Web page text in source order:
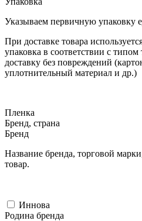
Указываем первичную упаковку
При доставке товара
упаковка в соответствии с
доставку без повреждений
уплотнительный материал и др.)
Пленка
Бренд, страна
Бренд
Название бренда, торговой
товар.
Иннова
Родина бренда